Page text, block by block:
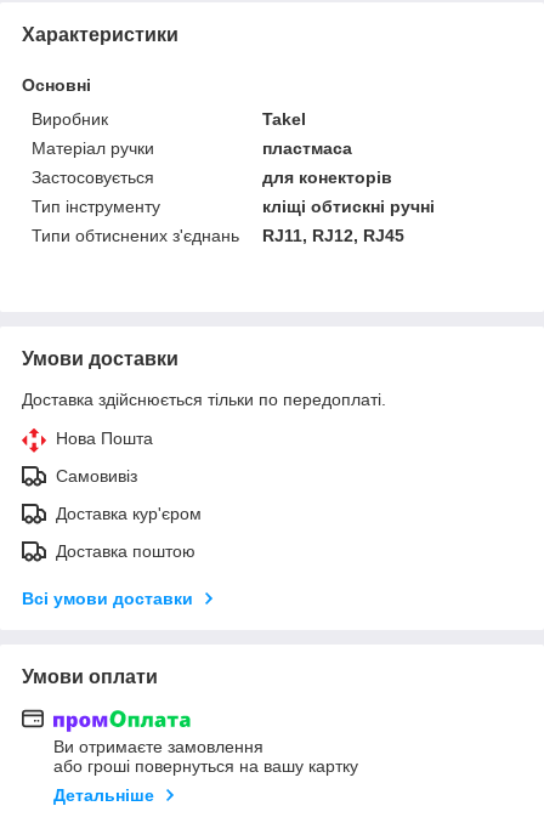
Характеристики
Основні
Виробник
Takel
Матеріал ручки
пластмаса
Застосовується
для конекторів
Тип інструменту
кліщі обтискні ручні
Типи обтиснених з'єднань
RJ11, RJ12, RJ45
Умови доставки
Доставка здійснюється тільки по передоплаті.
Нова Пошта
Самовивіз
Доставка кур'єром
Доставка поштою
Всі умови доставки
Умови оплати
Ви отримаєте замовлення
або гроші повернуться на вашу картку
Детальніше